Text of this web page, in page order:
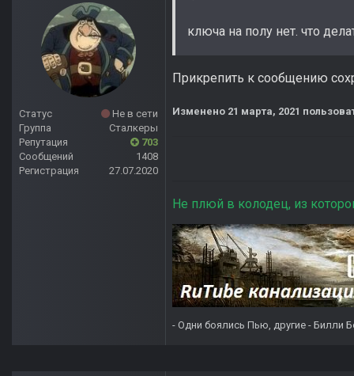
Статус
Не в сети
Группа
Сталкеры
Репутация
703
Сообщений
1408
Регистрация
27.07.2020
ключа на полу нет. что
Прикрепить к сообщению
Изменено 21 марта, 2021
Не плюй в колодец, из
- Одни боялись Пью, другие - Билли